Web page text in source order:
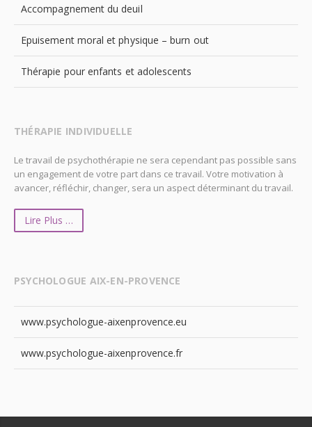
Accompagnement du deuil
Epuisement moral et physique – burn out
Thérapie pour enfants et adolescents
THÉRAPIE INDIVIDUELLE
Le travail de psychothérapie ne sera cependant pas possible sans
un engagement de votre part dans ce travail. Votre motivation à
avancer, réfléchir, changer, sera un aspect déterminant du travail.
Lire Plus …
PSYCHOLOGUE AIX-EN-PROVENCE
www.psychologue-aixenprovence.eu
www.psychologue-aixenprovence.fr